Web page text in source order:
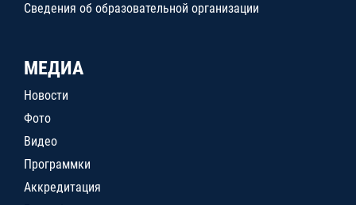
Сведения об образовательной организации
МЕДИА
Новости
Фото
Видео
Программки
Аккредитация